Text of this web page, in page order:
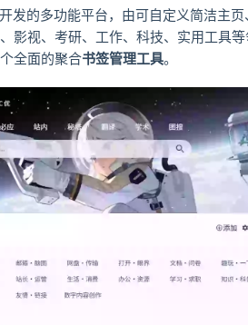
的多功能平台，由可自定义简洁主页
影视、考研、工作、科技、实用工具
全面的聚合书签管理工具。